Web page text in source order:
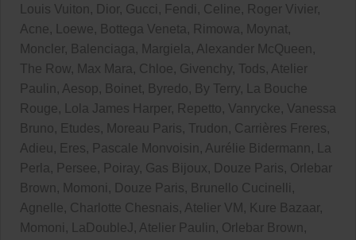
Louis Vuiton, Dior, Gucci, Fendi, Celine, Roger Vivier,
Acne, Loewe, Bottega Veneta, Rimowa, Moynat,
Moncler, Balenciaga, Margiela, Alexander McQueen,
The Row, Max Mara, Chloe, Givenchy, Tods, Atelier
Paulin, Aesop, Boinet, Byredo, By Terry, La Bouche
Rouge, Lola James Harper, Repetto, Vanrycke, Vanessa
Bruno, Etudes, Moreau Paris, Trudon, Carrières Freres,
Adieu, Eres, Pascale Monvoisin, Aurélie Bidermann, La
Perla, Persee, Poiray, Gas Bijoux, Douze Paris, Orlebar
Brown, Momoni, Douze Paris, Brunello Cucinelli,
Agnelle, Charlotte Chesnais, Atelier VM, Kure Bazaar,
Momoni, LaDoubleJ, Atelier Paulin, Orlebar Brown,